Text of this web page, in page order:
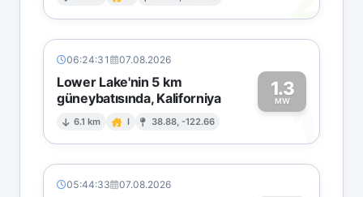
06:24:31 07.08.2026
Lower Lake'nin 5 km
güneybatısında, Kaliforniya
6.1 km I 38.88, -122.66
1.3
MW1
05:44:33 07.08.2026